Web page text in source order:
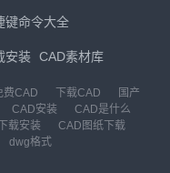
键命令大全
安装 CAD素材库
费CAD 下载CAD
国产
CAD安装
CAD是什么
载安装
CAD图纸下载
dwg格式